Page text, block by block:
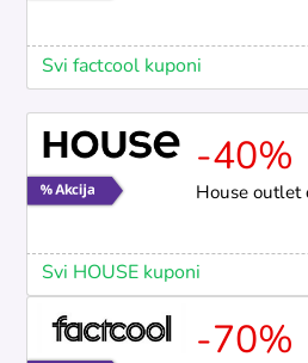
Svi factcool kuponi
-40%
House outlet
Svi HOUSE kuponi
-70%